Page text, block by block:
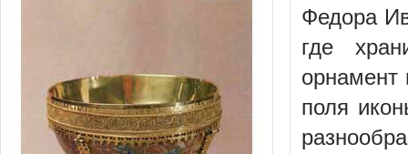
Федора
где
орнамент
поля